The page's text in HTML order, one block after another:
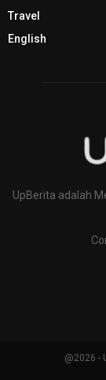
Travel
English
UpBerita adalah
@2026 -